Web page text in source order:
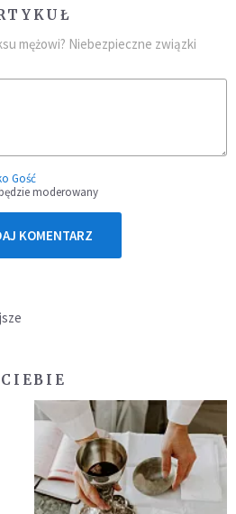
mężowi? Niebezpieczne związki
Gość
moderowany
KOMENTARZ